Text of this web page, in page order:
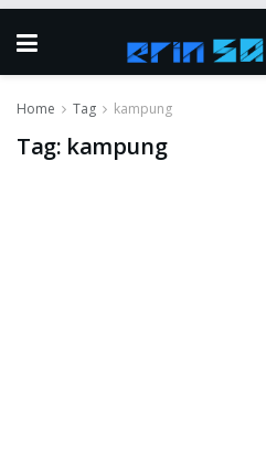
Home Tag kampung
Tag: kampung